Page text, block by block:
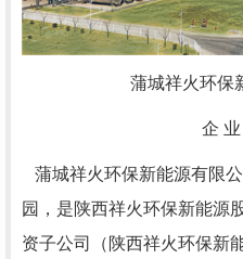
蒲城祥火环保
企
蒲城祥火环保新能源有限
园， 是陕西祥火环保新能源
资子公司（陕西祥火环保新